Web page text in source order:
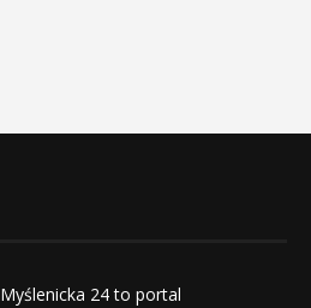
Myślenicka 24 to portal